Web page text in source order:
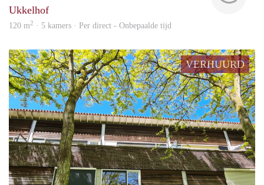
Ukkelhof
120 m2 · 5 kamers · Per direct - Onbepaalde tijd
VERHUURD